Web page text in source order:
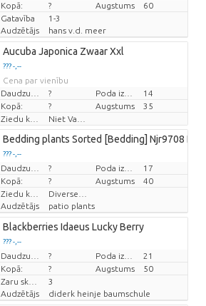
Kopā:
? Augstums
60
Gatavība
1-3
Audzētājs
hans v.d. meer
Aucuba Japonica Zwaar Xxl
??? -,--
Cena par vienību
?
14
Kopā:
? Augstums
35
Ziedu krāsas
Bedding plants Sorted [Bedding] Njr9708
??? -,--
Cena par vienību
?
17
Kopā:
? Augstums
40
Ziedu krāsas
Audzētājs
patio plants
Blackberries Idaeus Lucky Berry
??? -,--
Cena par vienību
?
21
Kopā:
? Augstums
50
Zaru skaits
3
Audzētājs
diderk heinje baumschule